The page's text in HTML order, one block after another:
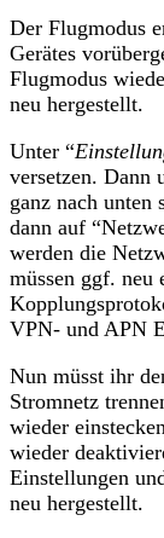
Der Flugmodus
Gerätes
Flugmodus
neu hergestellt.
Unter “
versetzen. Dann
ganz nach unten
dann auf
werden die
müssen ggf. neu
VPN- und APN
Nun müsst ihr
Stromnetz
wieder
wieder
Einstellungen
neu hergestellt.